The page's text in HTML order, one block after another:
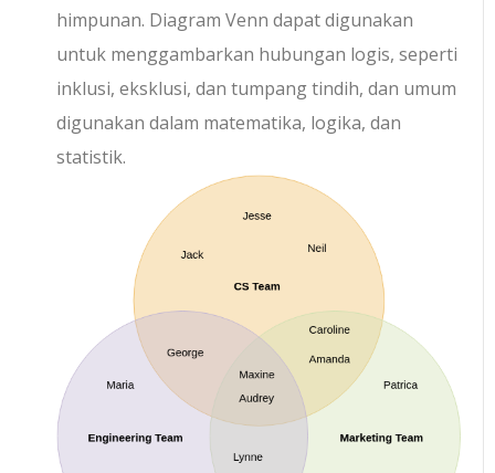
himpunan. Diagram Venn dapat digunakan
untuk menggambarkan hubungan logis, seperti
inklusi, eksklusi, dan tumpang tindih, dan umum
digunakan dalam matematika, logika, dan
statistik.